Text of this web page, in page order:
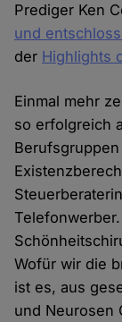
Prediger Ken
und
der Highlights
Einmal mehr
so erfolgreich
Wofür wir die
ist es, aus
und Neurosen